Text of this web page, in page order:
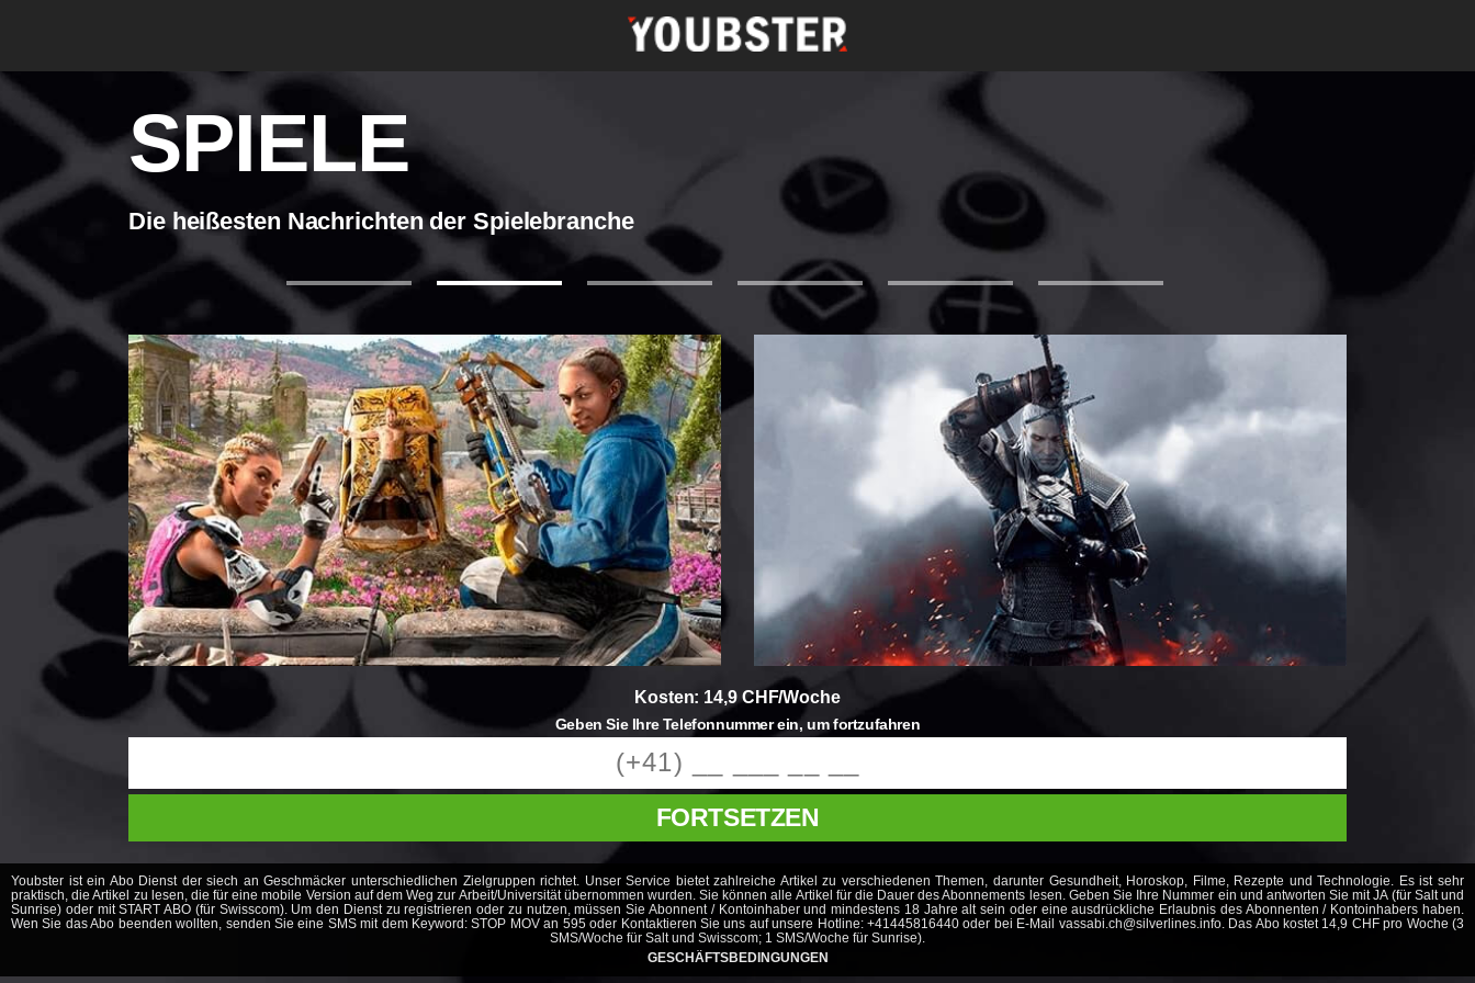
SPIELE
Die heißesten Nachrichten der Spielebranche
Kosten: 14,9 CHF/Woche
Geben Sie Ihre Telefonnummer ein, um fortzufahren
FORTSETZEN
Youbster ist ein Abo Dienst der siech an Geschmäcker unterschiedlichen Zielgruppen richtet. Unser Service bietet zahlreiche Artikel zu verschiedenen Themen, darunter Gesundheit, Horoskop, Filme, Rezepte und Technologie. Es ist sehr
praktisch, die Artikel zu lesen, die für eine mobile Version auf dem Weg zur Arbeit/Universität übernommen wurden. Sie können alle Artikel für die Dauer des Abonnements lesen. Geben Sie Ihre Nummer ein und antworten Sie mit JA (für Salt und
Sunrise) oder mit START ABO (für Swisscom). Um den Dienst zu registrieren oder zu nutzen, müssen Sie Abonnent / Kontoinhaber und mindestens 18 Jahre alt sein oder eine ausdrückliche Erlaubnis des Abonnenten / Kontoinhabers haben.
Wen Sie das Abo beenden wollten, senden Sie eine SMS mit dem Keyword: STOP MOV an 595 oder Kontaktieren Sie uns auf unsere Hotline: +41445816440 oder bei E-Mail vassabi.ch@silverlines.info. Das Abo kostet 14,9 CHF pro Woche (3
SMS/Woche für Salt und Swisscom; 1 SMS/Woche für Sunrise).
GESCHÄFTSBEDINGUNGEN